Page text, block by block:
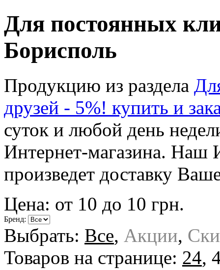
Для постоянных
Борисполь
Продукцию из раздела
друзей - 5%! купить и
суток и любой день
Интернет-магазина. Наш
произведет доставку
Цена: от 10 до 10 грн.
Бренд:
Выбрать: Все, Акции,
Товаров на странице: 24,